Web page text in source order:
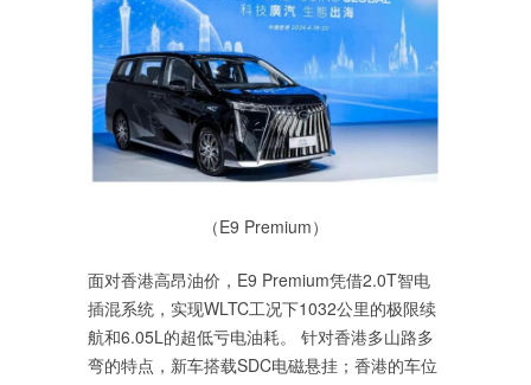
（E9 Premium）
面对香港高昂油价，E9 Premium凭借2.0T智电
插混系统，实现WLTC工况下1032公里的极限续
航和6.05L的超低亏电油耗。 针对香港多山路多
弯的特点，新车搭载SDC电磁悬挂；香港的车位